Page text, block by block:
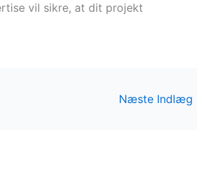
vil sikre, at dit projekt
Næste Indlæg